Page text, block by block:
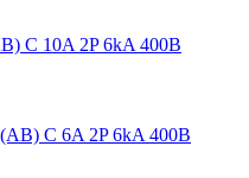
C 10A 2P 6kA 400В